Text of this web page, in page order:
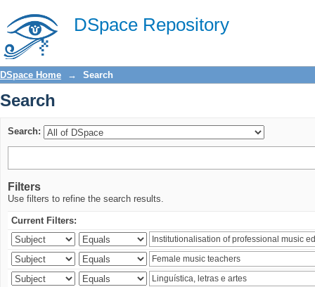
DSpace Repository
Search
DSpace Home → Search
Search
Search:
Filters
Use filters to refine the search results.
Current Filters: